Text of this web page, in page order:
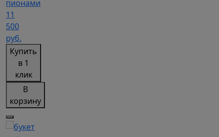
пионами
11
500
руб.
Купить
в 1
клик
В
корзину